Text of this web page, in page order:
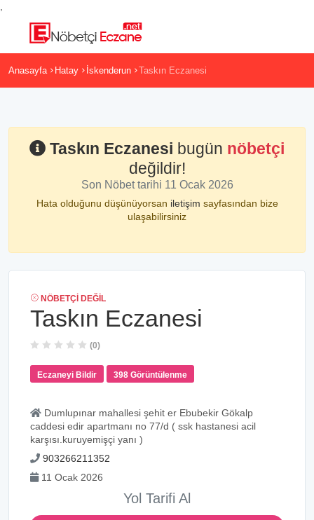
Anasayfa Hatay İskenderun Taskın Eczanesi
Taskın Eczanesi bugün nöbetçi
değildir!
Son Nöbet tarihi 11 Ocak 2026
Hata olduğunu düşünüyorsan iletişim sayfasından bize
ulaşabilirsiniz
NÖBETÇI DEĞIL
Taskın Eczanesi
(0)
Eczaneyi Bildir 398 Görüntülenme
Dumlupınar mahallesi şehit er Ebubekir Gökalp
caddesi edir apartmanı no 77/d ( ssk hastanesi acil
karşısı.kuruyemişçi yanı )
903266211352
11 Ocak 2026
Yol Tarifi Al